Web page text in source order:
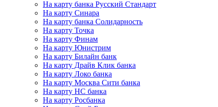
На карту банка Русский Стандарт
На карту Синара
На карту банка Солидарность
На карту Точка
На карту Финам
На карту Юнистрим
На карту Билайн банк
На карту Драйв Клик банка
На карту Локо банка
На карту Москва Сити банка
На карту НС банка
На карту Росбанка